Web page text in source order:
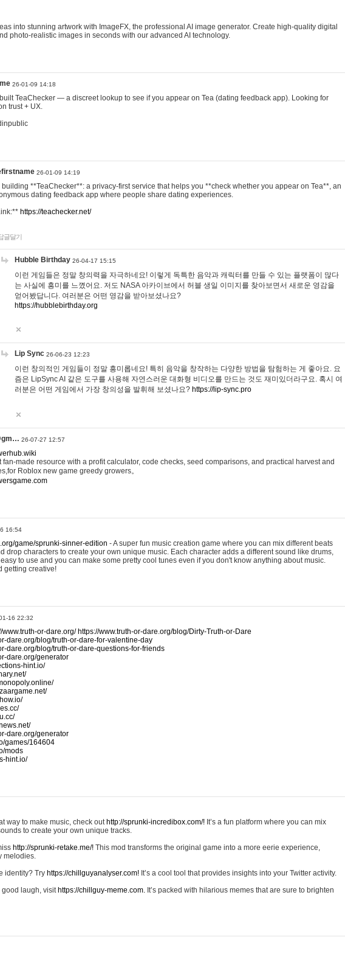
into stunning artwork with ImageFX, the professional AI image generator. Create high-quality digital
photo-realistic images in seconds with our advanced AI technology.
26-01-09 14:18
TeaChecker — a discreet lookup to see if you appear on Tea (dating feedback app). Looking for
trust + UX.
26-01-09 14:19
building **TeaChecker**: a privacy-first service that helps you **check whether you appear on Tea**, an
dating feedback app where people share dating experiences.
https://teachecker.net/
글달기
Hubble Birthday 26-04-17 15:15
이런 게임들은 정말 창의력을 자극하네요! 이렇게 독특한 음악과 캐릭터를 만들 수 있는 플랫폼이 많다
는 사실에 흥미를 느꼈어요. 저도 NASA 아카이브에서 허블 생일 이미지를 찾아보면서 새로운 영감을
얻어봤답니다. 여러분은 어떤 영감을 받아보셨나요?
https://hubblebirthday.org
Lip Sync 26-06-23 12:23
이런 창의적인 게임들이 정말 흥미롭네요! 특히 음악을 창작하는 다양한 방법을 탐험하는 게 좋아요. 요
즘은 LipSync AI 같은 도구를 사용해 자연스러운 대화형 비디오를 만드는 것도 재미있더라구요. 혹시 여
러분은 어떤 게임에서 가장 창의성을 발휘해 보셨나요? https://lip-sync.pro
26-07-27 12:57
made resource with a profit calculator, code checks, seed comparisons, and practical harvest and
Roblox new game greedy growers。
16:54
game/sprunki-sinner-edition - A super fun music creation game where you can mix different beats
drop characters to create your own unique music. Each character adds a different sound like drums,
to use and you can make some pretty cool tunes even if you don't know anything about music.
getting creative!
16 22:32
www.truth-or-dare.org/ https://www.truth-or-dare.org/blog/Dirty-Truth-or-Dare
dare.org/blog/truth-or-dare-for-valentine-day
dare.org/blog/truth-or-dare-questions-for-friends
dare.org/generator
hint.io/
dare.org/generator
games/164604
mods
hint.io/
way to make music, check out http://sprunki-incredibox.com/! It’s a fun platform where you can mix
to create your own unique tracks.
http://sprunki-retake.me/! This mod transforms the original game into a more eerie experience,
melodies.
identity? Try https://chillguyanalyser.com! It’s a cool tool that provides insights into your Twitter activity.
good laugh, visit https://chillguy-meme.com. It’s packed with hilarious memes that are sure to brighten